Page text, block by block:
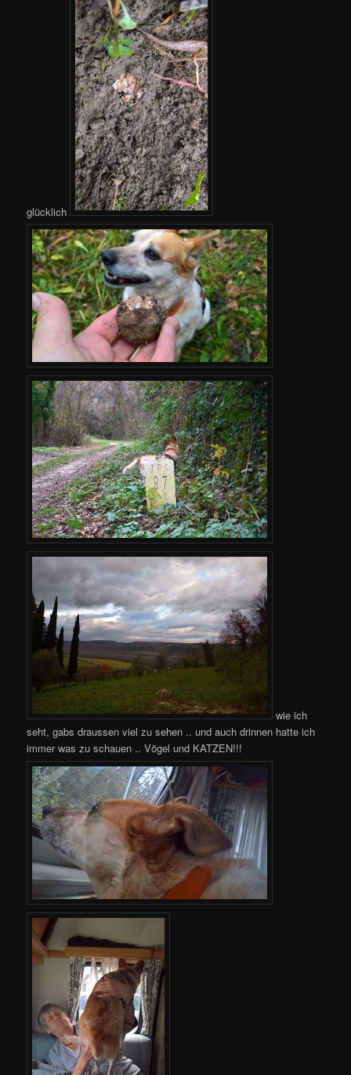
glücklich
wie ich
seht, gabs draussen viel zu sehen .. und auch drinnen hatte ich
immer was zu schauen .. Vögel und KATZEN!!!